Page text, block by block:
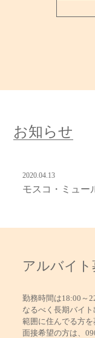
お知らせ
2020.04.13
モスコ・ミュー
アルバイト
勤務時間は18:00～
なるべく長期バイ
範囲に住んでる方を
面接希望の方は、